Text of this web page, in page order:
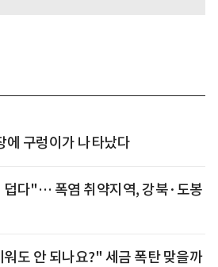
에 구렁이가 나타났다
덥다"… 폭염 취약지역, 강북·도봉
도 안 되나요?" 세금 폭탄 맞을까